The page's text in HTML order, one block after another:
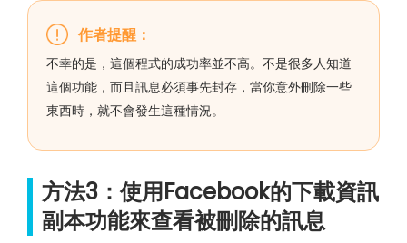
作者提醒：
不幸的是，這個程式的成功率並不高。不是很多人知道
這個功能，而且訊息必須事先封存，當你意外刪除一些
東西時，就不會發生這種情況。
方法3：使用Facebook的下載資訊
副本功能來查看被刪除的訊息